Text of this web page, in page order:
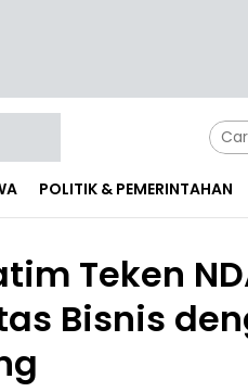
POLITIK & PEMERINTAHAN
Teken
Bisnis